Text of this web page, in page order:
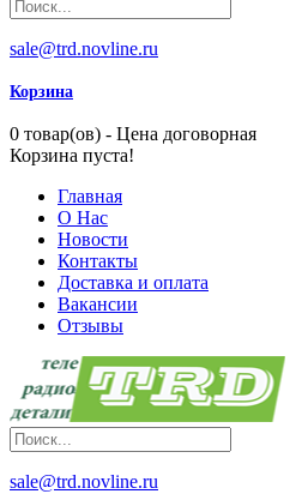
sale@trd.novline.ru
Корзина
0 товар(ов) - Цена договорная
Корзина пуста!
Главная
О Нас
Новости
Контакты
Доставка и оплата
Вакансии
Отзывы
sale@trd.novline.ru